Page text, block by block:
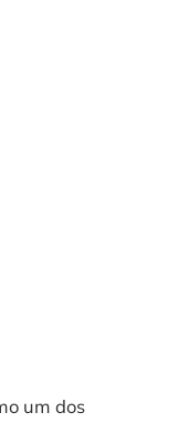
um dos